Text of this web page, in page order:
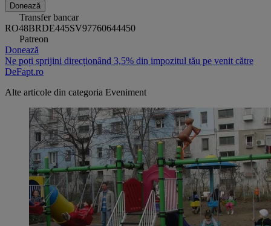
Donează
Transfer bancar
RO48BRDE445SV97760644450
Patreon
Donează
Ne poți sprijini direcționând 3,5% din impozitul tău pe venit către
DeFapt.ro
Alte articole din categoria Eveniment